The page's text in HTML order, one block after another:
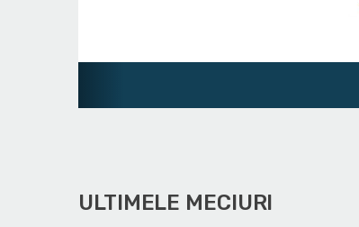
ULTIMELE MECIURI